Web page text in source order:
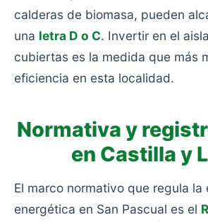
calderas de biomasa, pueden
una letra D o C. Invertir en el
cubiertas es la medida que más
eficiencia en esta localidad.
Normativa y
en Castilla y
El marco normativo que regula la
energética en San Pascual es el